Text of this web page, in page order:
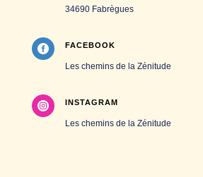
34690 Fabrègues
 FACEBOOK
Les chemins de la Zénitude
 INSTAGRAM
Les chemins de la Zénitude